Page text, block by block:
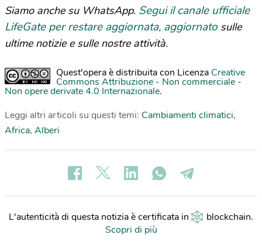
Siamo anche su WhatsApp. Segui il canale ufficiale
LifeGate per restare aggiornata, aggiornato sulle
ultime notizie e sulle nostre attività.
Quest'opera è distribuita con Licenza Creative
Commons Attribuzione - Non commerciale -
Non opere derivate 4.0 Internazionale.
Leggi altri articoli su questi temi: Cambiamenti climatici,
Africa, Alberi
L'autenticità di questa notizia è certificata in blockchain.
Scopri di più